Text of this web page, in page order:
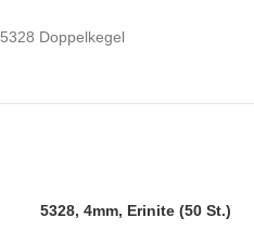
5328 Doppelkegel
SWAROVSKI
5328, 4mm, Erinite (50 St.)